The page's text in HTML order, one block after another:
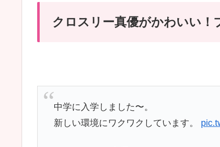
クロスリー真優がかわいい！
中学に入学しました〜。
新しい環境にワクワクしています。